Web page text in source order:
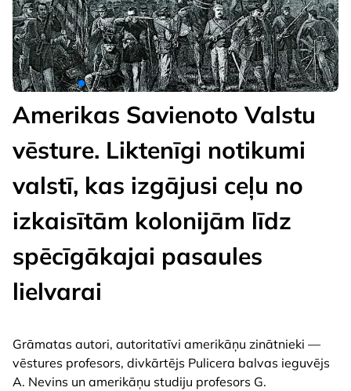
Amerikas Savienoto Valstu
vēsture. Liktenīgi notikumi
valstī, kas izgājusi ceļu no
izkaisītām kolonijām līdz
spēcīgākajai pasaules
lielvarai
Grāmatas autori, autoritatīvi amerikāņu zinātnieki —
vēstures profesors, divkārtējs Pulicera balvas ieguvējs
A. Nevins un amerikāņu studiju profesors G.